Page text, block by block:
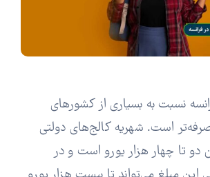
نسبت به بسیاری از کشورهای
است. شهریه کالج‌های دولتی
دو تا چهار هزار یورو است و در